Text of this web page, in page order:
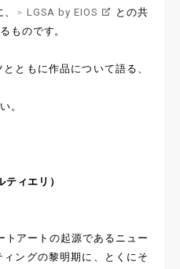
LGSA by EIOS
との共
ものです。
ともに作品について語る、
。
ィエリ）
トアートの起源であるニュー
ングの黎明期に、とくにそ